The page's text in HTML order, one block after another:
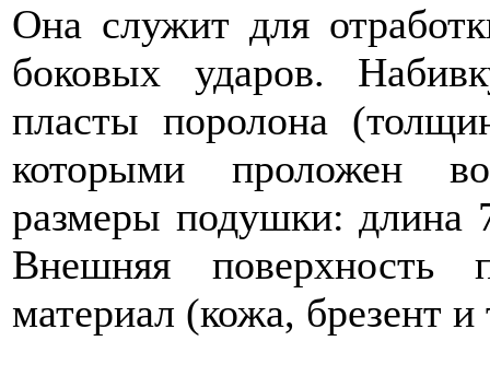
Она служит для
боковых ударов.
пласты поролона
которыми проложен
размеры подушки:
Внешняя поверхность
материал (кожа, брезент и